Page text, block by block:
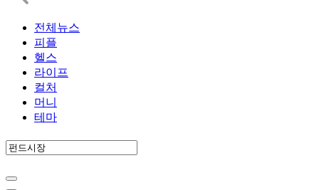
전체뉴스
피플
헬스
라이프
컬처
머니
테마